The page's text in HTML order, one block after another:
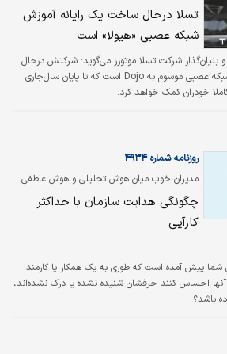
تسلا درحال ساخت یک رایانه آموزش
شبکه عصبی «هیولا» است
بنیان‌گذار شرکت تسلا موتورز می‌گوید: شرکتش درحال
ساخت یک رایانه آموزش شبکه عصبی موسوم به Dojo است که تا پایان سال‌جاری
خودران کمک خواهد کرد.
مدیران خوب میان هوش تحلیلی و هوش عاطفی
تعادل ایجاد می‌کنند
روزنامه شماره ۴۹۳۴
چگونگی هدایت سازمان با حداکثر
کارآیی
شما پیش آمده است که طوری به یک همکار یا کارمند
احساس کنند حرفشان شنیده نشده یا درک نشده‌اند،
باشد؟